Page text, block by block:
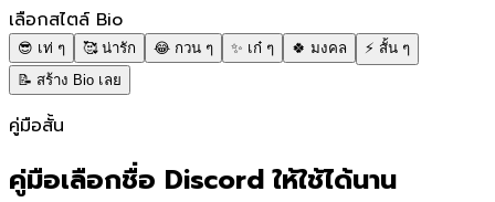
เลือกสไตล์ Bio
😎 เท่ ๆ 🥰 น่ารัก 😂 กวน ๆ ✨ เก๋ ๆ 🍀 มงคล ⚡ สั้น ๆ
📝 สร้าง Bio เลย
คู่มือสั้น
คู่มือเลือกชื่อ Discord ให้ใช้ได้นาน